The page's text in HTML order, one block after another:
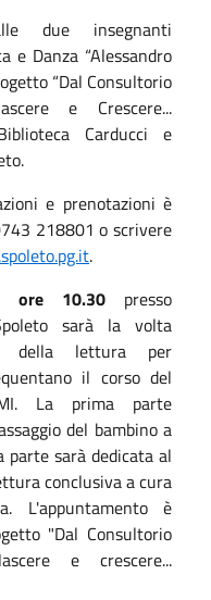
due insegnanti
e Danza “Alessandro
“Dal Consultorio
e Crescere...
Carducci e
e prenotazioni è
218801 o scrivere
​.
ore 10.30presso
sarà la volta
della lettura per
il corso del
. La prima parte
del bambino a
parte sarà dedicata al
conclusiva a cura
L'appuntamento è
"Dal Consultorio
e crescere...